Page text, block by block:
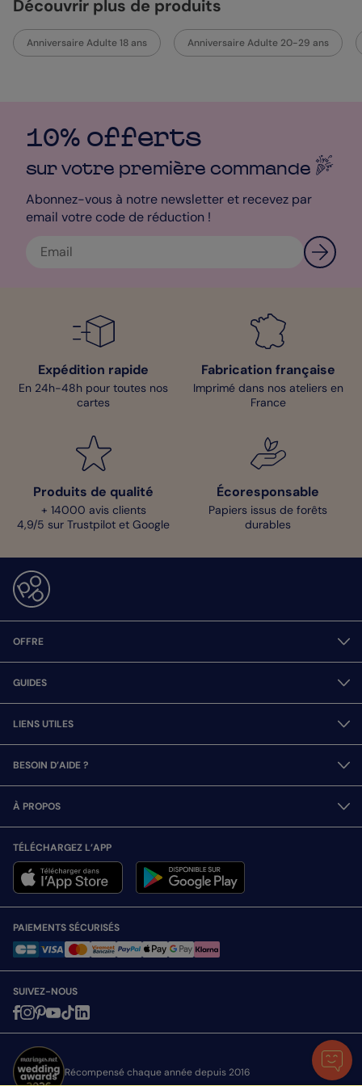
Découvrir plus de produits
Anniversaire Adulte 18 ans Anniversaire Adulte 20-29 ans
10% offerts
sur votre première commande
Abonnez-vous à notre newsletter et recevez par
email votre code de réduction !
Expédition rapide
En 24h-48h pour toutes nos
cartes
Fabrication française
Imprimé dans nos ateliers en
France
Produits de qualité
+ 14000 avis clients
4,9/5 sur Trustpilot et Google
Écoresponsable
Papiers issus de forêts
durables
OFFRE
GUIDES
LIENS UTILES
BESOIN D’AIDE ?
À PROPOS
TÉLÉCHARGEZ L’APP
PAIEMENTS SÉCURISÉS
SUIVEZ-NOUS
Récompensé chaque année depuis 2016